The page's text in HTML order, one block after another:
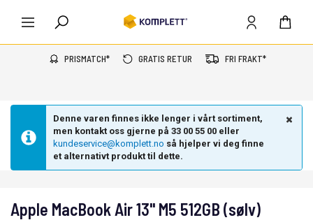
PRISMATCH* GRATIS RETUR FRI FRAKT*
Denne varen finnes ikke lenger i vårt sortiment,
men kontakt oss gjerne på 33 00 55 00 eller
kundeservice@komplett.no så hjelper vi deg finne
et alternativt produkt til dette.
Apple MacBook Air 13" M5 512GB (sølv)